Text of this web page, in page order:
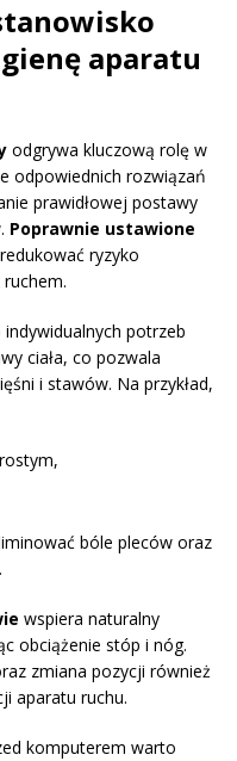
aparatu
odgrywa kluczową rolę w
odpowiednich rozwiązań
prawidłowej postawy
Poprawnie ustawione
ryzyko
potrzeb
ciała, co pozwala
i stawów. Na przykład,
bóle pleców oraz
wspiera naturalny
obciążenie stóp i nóg.
zmiana pozycji również
aparatu ruchu.
komputerem warto